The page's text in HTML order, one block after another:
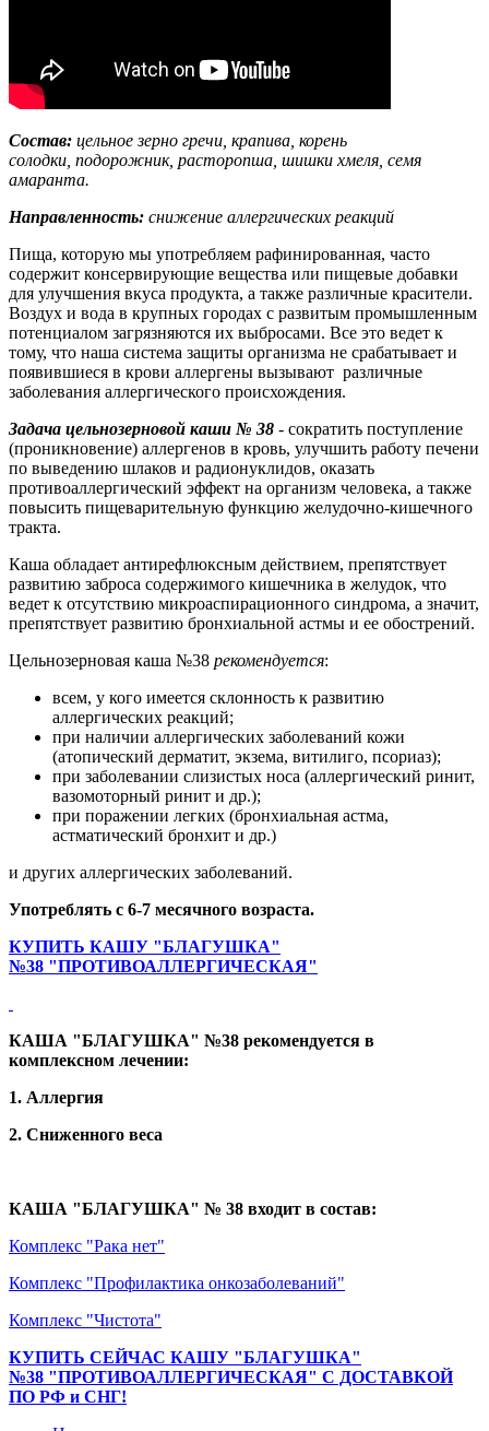
Состав: цельное зерно гречи, крапива, корень
солодки, подорожник, расторопша, шишки хмеля, семя
амаранта.
Направленность: снижение аллергических реакций
Пища, которую мы употребляем рафинированная, часто
содержит консервирующие вещества или пищевые добавки
для улучшения вкуса продукта, а также различные красители.
Воздух и вода в крупных городах с развитым промышленным
потенциалом загрязняются их выбросами. Все это ведет к
тому, что наша система защиты организма не срабатывает и
появившиеся в крови аллергены вызывают различные
заболевания аллергического происхождения.
Задача цельнозерновой каши № 38 - сократить поступление
(проникновение) аллергенов в кровь, улучшить работу печени
по выведению шлаков и радионуклидов, оказать
противоаллергический эффект на организм человека, а также
повысить пищеварительную функцию желудочно-кишечного
тракта.
Каша обладает антирефлюксным действием, препятствует
развитию заброса содержимого кишечника в желудок, что
ведет к отсутствию микроаспирационного синдрома, а значит,
препятствует развитию бронхиальной астмы и ее обострений.
Цельнозерновая каша №38 рекомендуется:
всем, у кого имеется склонность к развитию
аллергических реакций;
при наличии аллергических заболеваний кожи
(атопический дерматит, экзема, витилиго, псориаз);
при заболевании слизистых носа (аллергический ринит,
вазомоторный ринит и др.);
при поражении легких (бронхиальная астма,
астматический бронхит и др.)
и других аллергических заболеваний.
Употреблять с 6-7 месячного возраста.
КУПИТЬ КАШУ "БЛАГУШКА"
№38 "ПРОТИВОАЛЛЕРГИЧЕСКАЯ"
КАША "БЛАГУШКА" №38 рекомендуется в
комплексном лечении:
1. Аллергия
2. Сниженного веса
КАША "БЛАГУШКА" № 38 входит в состав:
Комплекс "Рака нет"
Комплекс "Профилактика онкозаболеваний"
Комплекс "Чистота"
КУПИТЬ СЕЙЧАС КАШУ "БЛАГУШКА"
№38 "ПРОТИВОАЛЛЕРГИЧЕСКАЯ" С ДОСТАВКОЙ
ПО РФ и СНГ!